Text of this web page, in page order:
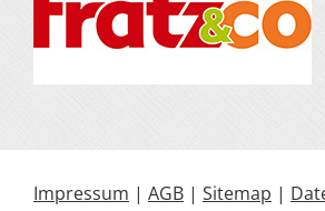
Impressum | AGB | Sitemap |